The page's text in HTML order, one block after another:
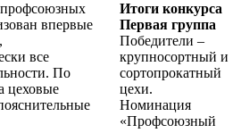
впервые
все
По
цеховые
Итоги конкурса
Первая группа
Победители –
крупносортный и
сортопрокатный
цехи.
Номинация
«Профсоюзный